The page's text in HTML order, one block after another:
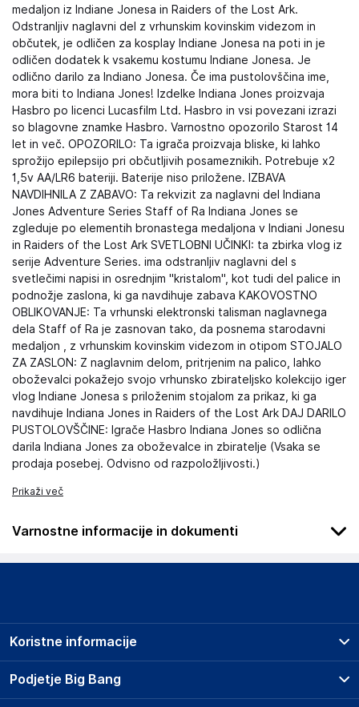
medaljon iz Indiane Jonesa in Raiders of the Lost Ark.
Odstranljiv naglavni del z vrhunskim kovinskim videzom in
občutek, je odličen za kosplay Indiane Jonesa na poti in je
odličen dodatek k vsakemu kostumu Indiane Jonesa. Je
odlično darilo za Indiano Jonesa. Če ima pustolovščina ime,
mora biti to Indiana Jones! Izdelke Indiana Jones proizvaja
Hasbro po licenci Lucasfilm Ltd. Hasbro in vsi povezani izrazi
so blagovne znamke Hasbro. Varnostno opozorilo Starost 14
let in več. OPOZORILO: Ta igrača proizvaja bliske, ki lahko
sprožijo epilepsijo pri občutljivih posameznikih. Potrebuje x2
1,5v AA/LR6 bateriji. Baterije niso priložene. IZBAVA
NAVDIHNILA Z ZABAVO: Ta rekvizit za naglavni del Indiana
Jones Adventure Series Staff of Ra Indiana Jones se
zgleduje po elementih bronastega medaljona v Indiani Jonesu
in Raiders of the Lost Ark SVETLOBNI UČINKI: ta zbirka vlog iz
serije Adventure Series. ima odstranljiv naglavni del s
svetlečimi napisi in osrednjim "kristalom", kot tudi del palice in
podnožje zaslona, ki ga navdihuje zabava KAKOVOSTNO
OBLIKOVANJE: Ta vrhunski elektronski talisman naglavnega
dela Staff of Ra je zasnovan tako, da posnema starodavni
medaljon , z vrhunskim kovinskim videzom in otipom STOJALO
ZA ZASLON: Z naglavnim delom, pritrjenim na palico, lahko
oboževalci pokažejo svojo vrhunsko zbirateljsko kolekcijo iger
vlog Indiane Jonesa s priloženim stojalom za prikaz, ki ga
navdihuje Indiana Jones in Raiders of the Lost Ark DAJ DARILO
PUSTOLOVŠČINE: Igrače Hasbro Indiana Jones so odlična
darila Indiana Jones za oboževalce in zbiratelje (Vsaka se
prodaja posebej. Odvisno od razpoložljivosti.)
Prikaži več
Varnostne informacije in dokumenti
Podatki o proizvajalcu
Grupa MND Sp. z o.o.
PL
Podjetje Big Bang
Koristne informacije
Prodajna mesta